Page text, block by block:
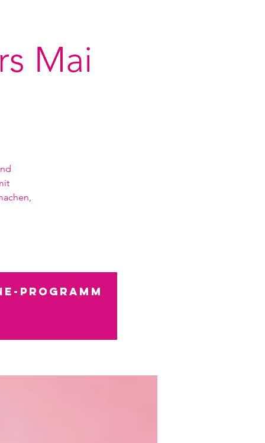
Mai
Programm